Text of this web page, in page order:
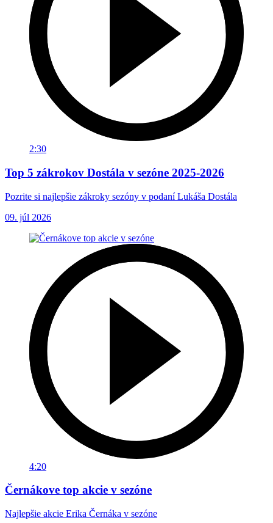
2:30
Top 5 zákrokov Dostála v sezóne 2025-2026
Pozrite si najlepšie zákroky sezóny v podaní Lukáša Dostála
09. júl 2026
4:20
Černákove top akcie v sezóne
Najlepšie akcie Erika Černáka v sezóne